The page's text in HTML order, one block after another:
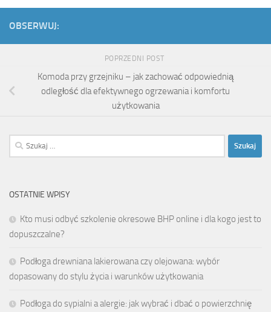
OBSERWUJ:
POPRZEDNI POST
Komoda przy grzejniku – jak zachować odpowiednią
odległość dla efektywnego ogrzewania i komfortu
użytkowania
Szukaj:
OSTATNIE WPISY
Kto musi odbyć szkolenie okresowe BHP online i dla kogo jest to
dopuszczalne?
Podłoga drewniana lakierowana czy olejowana: wybór
dopasowany do stylu życia i warunków użytkowania
Podłoga do sypialni a alergie: jak wybrać i dbać o powierzchnię